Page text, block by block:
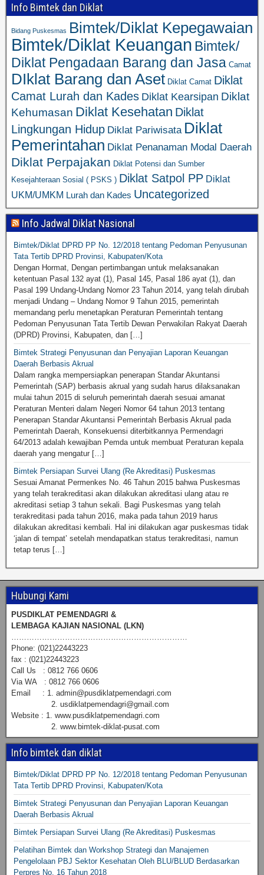
Info Bimtek dan Diklat
Bidang Puskesmas Bimtek/Diklat Kepegawaian
Bimtek/Diklat Keuangan Bimtek/
Diklat Pengadaan Barang dan Jasa Camat
DIklat Barang dan Aset Diklat Camat Diklat
Camat Lurah dan Kades Diklat Kearsipan Diklat
Kehumasan Diklat Kesehatan Diklat
Lingkungan Hidup Diklat Pariwisata Diklat
Pemerintahan Diklat Penanaman Modal Daerah
Diklat Perpajakan Diklat Potensi dan Sumber
Kesejahteraan Sosial ( PSKS ) Diklat Satpol PP Diklat
UKM/UMKM Lurah dan Kades Uncategorized
Info Jadwal Diklat Nasional
Bimtek/Diklat DPRD PP No. 12/2018 tentang Pedoman Penyusunan
Tata Tertib DPRD Provinsi, Kabupaten/Kota
Dengan Hormat, Dengan pertimbangan untuk melaksanakan
ketentuan Pasal 132 ayat (1), Pasal 145, Pasal 186 ayat (1), dan
Pasal 199 Undang-Undang Nomor 23 Tahun 2014, yang telah dirubah
menjadi Undang – Undang Nomor 9 Tahun 2015, pemerintah
memandang perlu menetapkan Peraturan Pemerintah tentang
Pedoman Penyusunan Tata Tertib Dewan Perwakilan Rakyat Daerah
(DPRD) Provinsi, Kabupaten, dan […]
Bimtek Strategi Penyusunan dan Penyajian Laporan Keuangan
Daerah Berbasis Akrual
Dalam rangka mempersiapkan penerapan Standar Akuntansi
Pemerintah (SAP) berbasis akrual yang sudah harus dilaksanakan
mulai tahun 2015 di seluruh pemerintah daerah sesuai amanat
Peraturan Menteri dalam Negeri Nomor 64 tahun 2013 tentang
Penerapan Standar Akuntansi Pemerintah Berbasis Akrual pada
Pemerintah Daerah, Konsekuensi diterbitkannya Permendagri
64/2013 adalah kewajiban Pemda untuk membuat Peraturan kepala
daerah yang mengatur […]
Bimtek Persiapan Survei Ulang (Re Akreditasi) Puskesmas
Sesuai Amanat Permenkes No. 46 Tahun 2015 bahwa Puskesmas
yang telah terakreditasi akan dilakukan akreditasi ulang atau re
akreditasi setiap 3 tahun sekali. Bagi Puskesmas yang telah
terakreditasi pada tahun 2016, maka pada tahun 2019 harus
dilakukan akreditasi kembali. Hal ini dilakukan agar puskesmas tidak
‘jalan di tempat’ setelah mendapatkan status terakreditasi, namun
tetap terus […]
Hubungi Kami
PUSDIKLAT PEMENDAGRI &
LEMBAGA KAJIAN NASIONAL (LKN)
Phone: (021)22443223
fax : (021)22443223
Call Us : 0812 766 0606
Via WA : 0812 766 0606
Email : 1. admin@pusdiklatpemendagri.com
2. usdiklatpemendagri@gmail.com
Website : 1. www.pusdiklatpemendagri.com
2. www.bimtek-diklat-pusat.com
Info bimtek dan diklat
Bimtek/Diklat DPRD PP No. 12/2018 tentang Pedoman Penyusunan
Tata Tertib DPRD Provinsi, Kabupaten/Kota
Bimtek Strategi Penyusunan dan Penyajian Laporan Keuangan
Daerah Berbasis Akrual
Bimtek Persiapan Survei Ulang (Re Akreditasi) Puskesmas
Pelatihan Bimtek dan Workshop Strategi dan Manajemen
Pengelolaan PBJ Sektor Kesehatan Oleh BLU/BLUD Berdasarkan
Perpres No. 16 Tahun 2018